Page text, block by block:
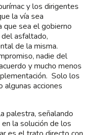
y los dirigentes
la vía sea
que sea el gobierno
asfaltado,
de la misma.
nadie del
y mucho menos
Solo los
algunas acciones
palestra, señalando
la solución de los